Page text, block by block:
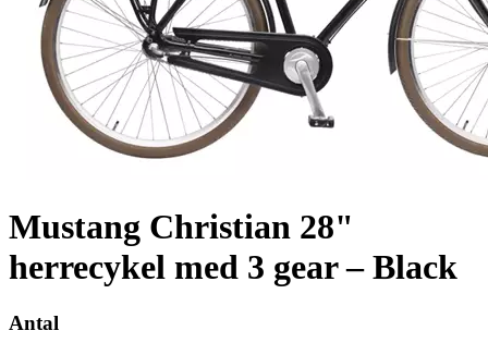
Mustang Christian 28"
herrecykel med 3 gear – Black
Antal